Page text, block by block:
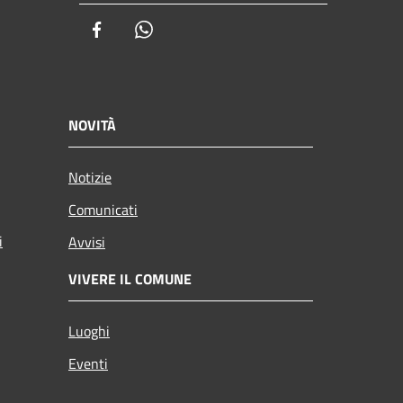
Facebook
NOVITÀ
Notizie
Comunicati
Avvisi
VIVERE IL COMUNE
Luoghi
Eventi